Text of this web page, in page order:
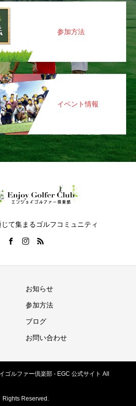
参加方法
イベント情報
て集まるゴルフコミュニティ
お知らせ
参加方法
ブログ
お問い合わせ
ゴルファー倶楽部 - EGC 公式サイト All
Rights Reserved.